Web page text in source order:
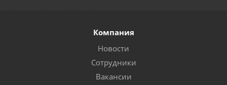
Компания
Новости
Сотрудники
Вакансии